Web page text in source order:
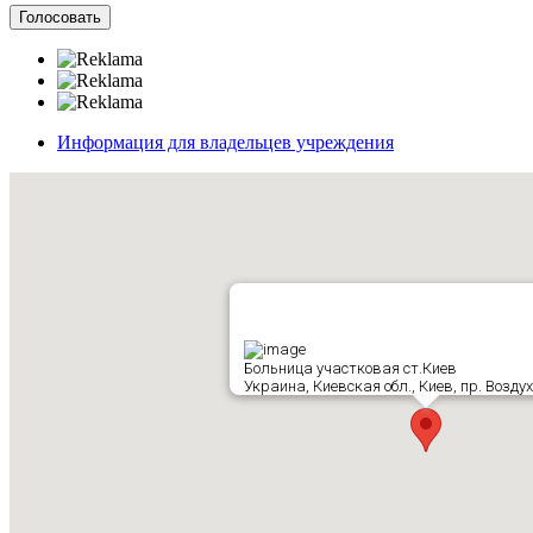
Информация для владельцев учреждения
Больница участковая ст.Киев
Украина, Киевская обл., Киев, пр.